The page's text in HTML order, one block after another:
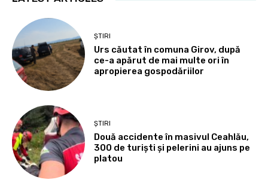
ȘTIRI
Urs căutat în comuna Girov, după
ce-a apărut de mai multe ori în
apropierea gospodăriilor
ȘTIRI
Două accidente în masivul Ceahlău,
300 de turiști și pelerini au ajuns pe
platou